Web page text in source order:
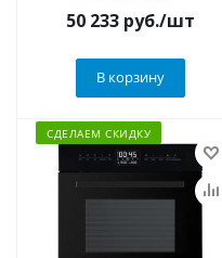
50 233 руб./шт
В корзину
СДЕЛАЕМ СКИДКУ